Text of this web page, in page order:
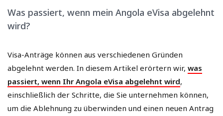
Was passiert, wenn mein Angola eVisa abgelehnt
wird?
Visa-Anträge können aus verschiedenen Gründen
abgelehnt werden. In diesem Artikel erörtern wir, was
passiert, wenn Ihr Angola eVisa abgelehnt wird,
einschließlich der Schritte, die Sie unternehmen können,
um die Ablehnung zu überwinden und einen neuen Antrag